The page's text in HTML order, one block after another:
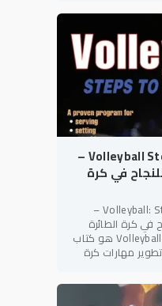
Volleyball Steps to Success –
في كرة
📘 Volleyball: Steps to Success –
في كرة الطائرة
Volleyball: Steps to Success هو كتاب
مهارات كرة